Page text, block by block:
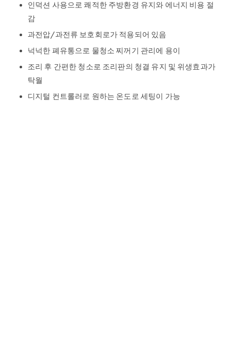
인덕션 사용으로 쾌적한 주방환경 유지와 에너지 비용 절
감
과전압/과전류 보호회로가 적용되어 있음
넉넉한 폐유통으로 물청소 찌꺼기 관리에 용이
조리 후 간편한 청소로 조리판의 청결 유지 및 위생효과가
탁월
디지털 컨트롤러로 원하는 온도로 세팅이 가능